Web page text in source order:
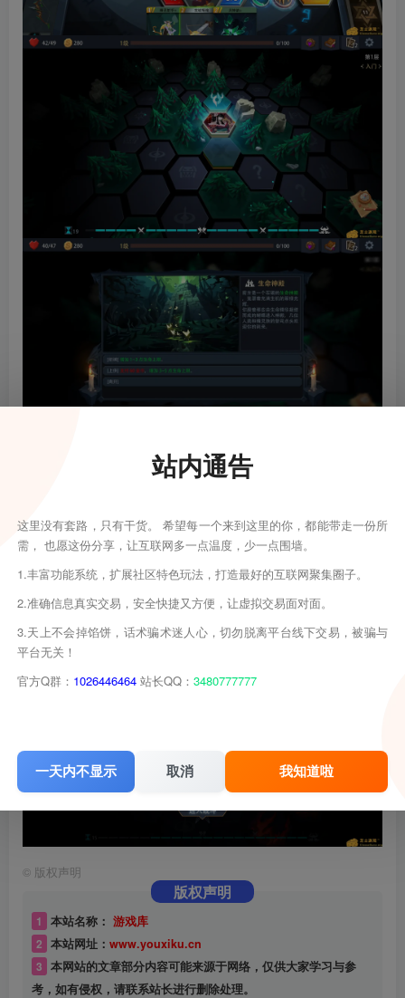
© 版权声明
版权声明
1 本站名称： 游戏库
2 本站网址： www.youxiku.cn
3 本网站的文章部分内容可能来源于网络，仅供大家学习与参
考，如有侵权，请联系站长进行删除处理。
站内通告
这里没有套路，只有干货。 希望每一个来到这里的你，都能带走一份所
需， 也愿这份分享，让互联网多一点温度，少一点围墙。
1.丰富功能系统，扩展社区特色玩法，打造最好的互联网聚集圈子。
2.准确信息真实交易，安全快捷又方便，让虚拟交易面对面。
3.天上不会掉馅饼，话术骗术迷人心，切勿脱离平台线下交易，被骗与
平台无关！
官方Q群： 1026446464 站长QQ： 3480777777
一天内不显示 取消 我知道啦